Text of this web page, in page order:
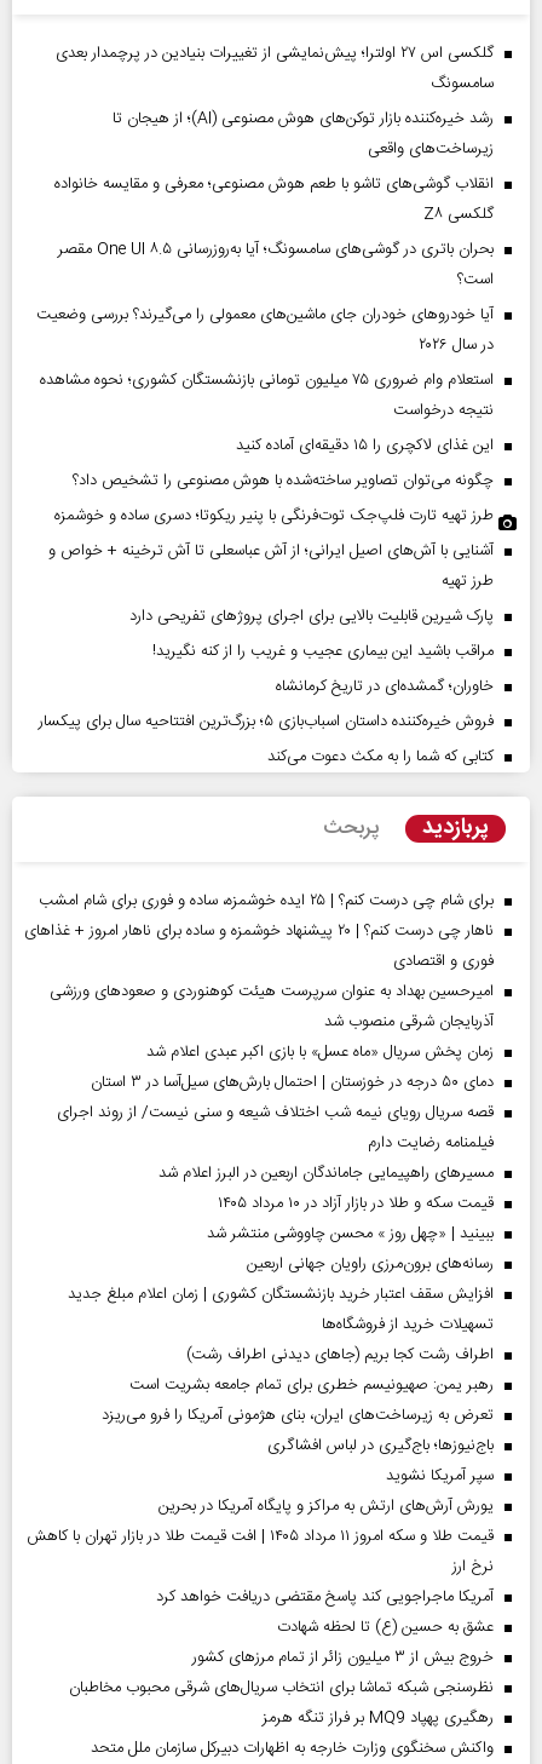
گلکسی اس ۲۷ اولترا؛ پیش‌نمایشی از تغییرات بنیادین در پرچمدار بعدی
سامسونگ
رشد خیره‌کننده بازار توکن‌های هوش مصنوعی (AI)؛ از هیجان تا
زیرساخت‌های واقعی
انقلاب گوشی‌های تاشو‌ با طعم هوش مصنوعی؛ معرفی و مقایسه خانواده
گلکسی Z۸
بحران باتری در گوشی‌های سامسونگ؛ آیا به‌روزرسانی One UI ۸.۵ مقصر
است؟
آیا خودروهای خودران جای ماشین‌های معمولی را می‌گیرند؟ بررسی وضعیت
در سال ۲۰۲۶
استعلام وام ضروری ۷۵ میلیون تومانی بازنشستگان کشوری؛ نحوه مشاهده
نتیجه درخواست
این غذای لاکچری را ۱۵ دقیقه‌ای آماده کنید
چگونه می‌توان تصاویر ساخته‌شده با هوش مصنوعی را تشخیص داد؟
طرز تهیه تارت فلپ‌جک توت‌فرنگی با پنیر ریکوتا؛ دسری ساده و خوشمزه
آشنایی با آش‌های اصیل ایرانی؛ از آش عباسعلی تا آش ترخینه + خواص و
طرز تهیه
پارک شیرین قابلیت‌ بالایی برای اجرای پروژهای تفریحی دارد
مراقب باشید این بیماری عجیب و غریب را از کنه نگیرید!
خاوران؛ گمشده‌ای در تاریخ کرمانشاه
فروش خیره‌کننده داستان اسباب‌بازی ۵؛ بزرگ‌ترین افتتاحیه سال برای پیکسار
کتابی که شما را به مکث دعوت می‌کند
پربازدید پربحث
برای شام چی درست کنم؟ | ۲۵ ایده خوشمزه، ساده و فوری برای شام امشب
ناهار چی درست کنم؟ | ۲۰ پیشنهاد خوشمزه و ساده برای ناهار امروز + غذاهای
فوری و اقتصادی
امیرحسین بهداد به عنوان سرپرست هیئت کوهنوردی و صعودهای ورزشی
آذربایجان شرقی منصوب شد
زمان پخش سریال «ماه عسل» با بازی اکبر عبدی اعلام شد
دمای ۵۰ درجه در خوزستان | احتمال بارش‌های سیل‌آسا در ۳ استان
قصه سریال رویای نیمه شب اختلاف شیعه و سنی نیست/ از روند اجرای
فیلمنامه رضایت دارم
مسیر‌های راهپیمایی جاماندگان اربعین در البرز اعلام شد
قیمت سکه و طلا در بازار آزاد در ۱۰ مرداد ۱۴۰۵
ببینید | «چهل روز » محسن چاووشی منتشر شد
رسانه‌های برون‌مرزی راویان جهانی اربعین
افزایش سقف اعتبار خرید بازنشستگان کشوری | زمان اعلام مبلغ جدید
تسهیلات خرید از فروشگاه‌ها
اطراف رشت کجا بریم (جاهای دیدنی اطراف رشت)
رهبر یمن: صهیونیسم خطری برای تمام جامعه بشریت است
تعرض به زیرساخت‌های ایران، بنای هژمونی آمریکا را فرو می‌ریزد
باج‌نیوزها؛ باج‌گیری در لباس افشاگری
سپر آمریکا نشوید
یورش آرش‌های ارتش به مراکز و پایگاه‌ آمریکا در بحرین
قیمت طلا و سکه امروز ۱۱ مرداد ۱۴۰۵ | افت قیمت طلا در بازار تهران با کاهش
نرخ ارز
آمریکا ماجراجویی کند پاسخ مقتضی دریافت خواهد کرد
عشق به حسین (ع) تا لحظه شهادت
خروج بیش از ۳ میلیون زائر از تمام مرز‌های کشور
نظرسنجی شبکه تماشا برای انتخاب سریال‌های شرقی محبوب مخاطبان
رهگیری پهپاد MQ9 بر فراز تنگه هرمز
واکنش سخنگوی وزارت خارجه به اظهارات دبیرکل سازمان ملل متحد